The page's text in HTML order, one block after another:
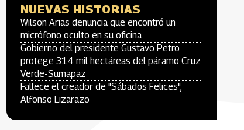
NUEVAS HISTORIAS
Wilson Arias denuncia que encontró un
micrófono oculto en su oficina
Gobierno del presidente Gustavo Petro
protege 314 mil hectáreas del páramo Cruz
Verde-Sumapaz
Fallece el creador de "Sábados Felices",
Alfonso Lizarazo